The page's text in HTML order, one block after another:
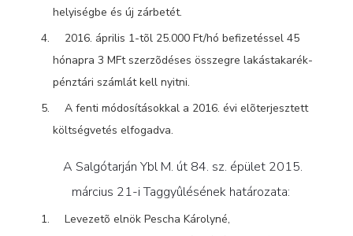
helyiségbe és új zárbetét.
2016. április 1-tõl 25.000 Ft/hó befizetéssel 45
hónapra 3 MFt szerzõdéses összegre lakástakarék-
pénztári számlát kell nyitni.
A fenti módosításokkal a 2016. évi elõterjesztett
költségvetés elfogadva.
A Salgótarján Ybl M. út 84. sz. épület 2015.
március 21-i Taggyûlésének határozata:
Levezetõ elnök Pescha Károlyné,